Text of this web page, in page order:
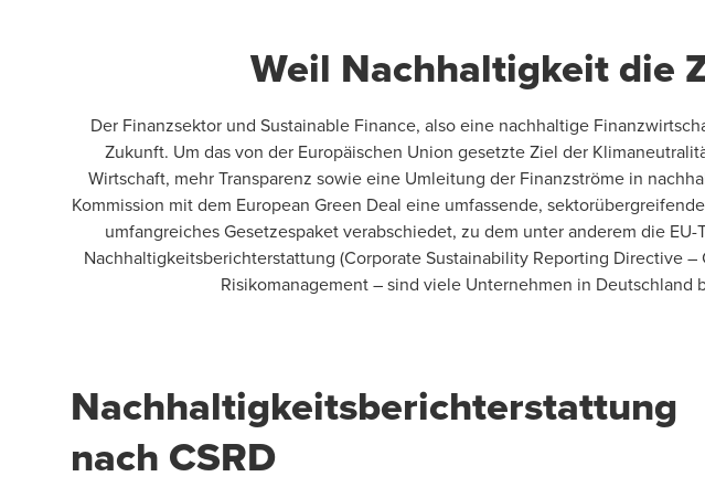
Weil Nachhaltigkeit die
Der Finanzsektor und Sustainable Finance, also eine nachhaltige
Zukunft. Um das von der Europäischen Union gesetzte Ziel der
Wirtschaft, mehr Transparenz sowie eine Umleitung der Finanzströme in
Kommission mit dem European Green Deal eine umfassende,
umfangreiches Gesetzespaket verabschiedet, zu dem unter anderem die EU-
Nachhaltigkeitsberichterstattung (Corporate Sustainability Reporting Directive –
Risikomanagement – sind viele Unternehmen in
Nachhaltigkeitsberichterstattung
nach CSRD